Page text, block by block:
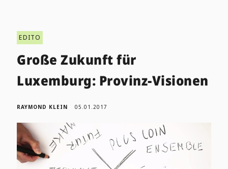
EDITO
Große Zukunft für
Luxemburg: Provinz-Visionen
RAYMOND KLEIN 05.01.2017